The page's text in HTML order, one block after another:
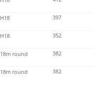
H18 397
H18 352
18m round 382
18m round 382